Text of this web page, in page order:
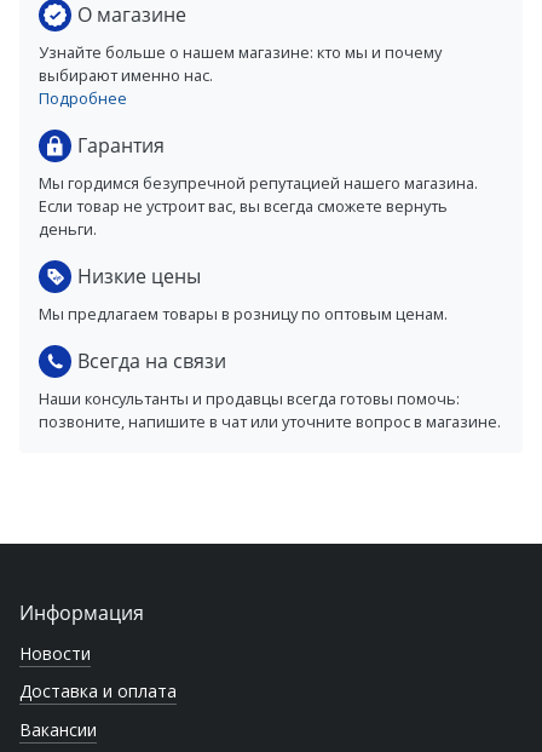
О магазине
Узнайте больше о нашем магазине: кто мы и почему
выбирают именно нас.
Подробнее
Гарантия
Мы гордимся безупречной репутацией нашего магазина.
Если товар не устроит вас, вы всегда сможете вернуть
деньги.
Низкие цены
Мы предлагаем товары в розницу по оптовым ценам.
Всегда на связи
Наши консультанты и продавцы всегда готовы помочь:
позвоните, напишите в чат или уточните вопрос в магазине.
Информация
Новости
Доставка и оплата
Вакансии